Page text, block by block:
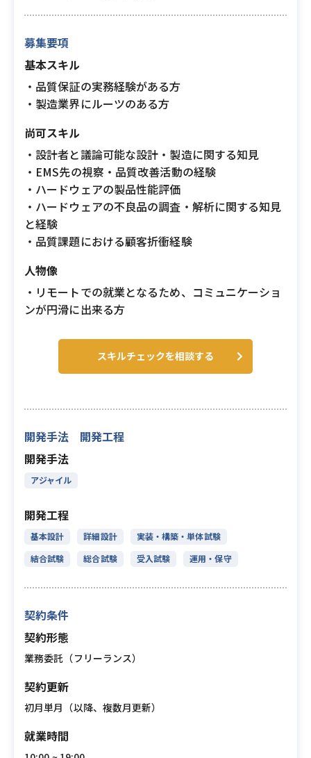
募集要項
基本スキル
・品質保証の実務経験がある方
・製造業界にルーツのある方
尚可スキル
・設計者と議論可能な設計・製造に関する知見
・EMS先の視察・品質改善活動の経験
・ハードウェアの製品性能評価
・ハードウェアの不良品の調査・解析に関する知見
と経験
・品質課題における顧客折衝経験
人物像
・リモートでの就業となるため、コミュニケーショ
ンが円滑に出来る方
スキルチェックを相談する
開発手法 開発工程
開発手法
アジャイル
開発工程
基本設計 詳細設計
実装・構築・単体試験
結合試験
総合試験 受入試験 運用・保守
契約条件
契約形態
業務委託（フリーランス）
契約更新
初月単月（以降、複数月更新）
就業時間